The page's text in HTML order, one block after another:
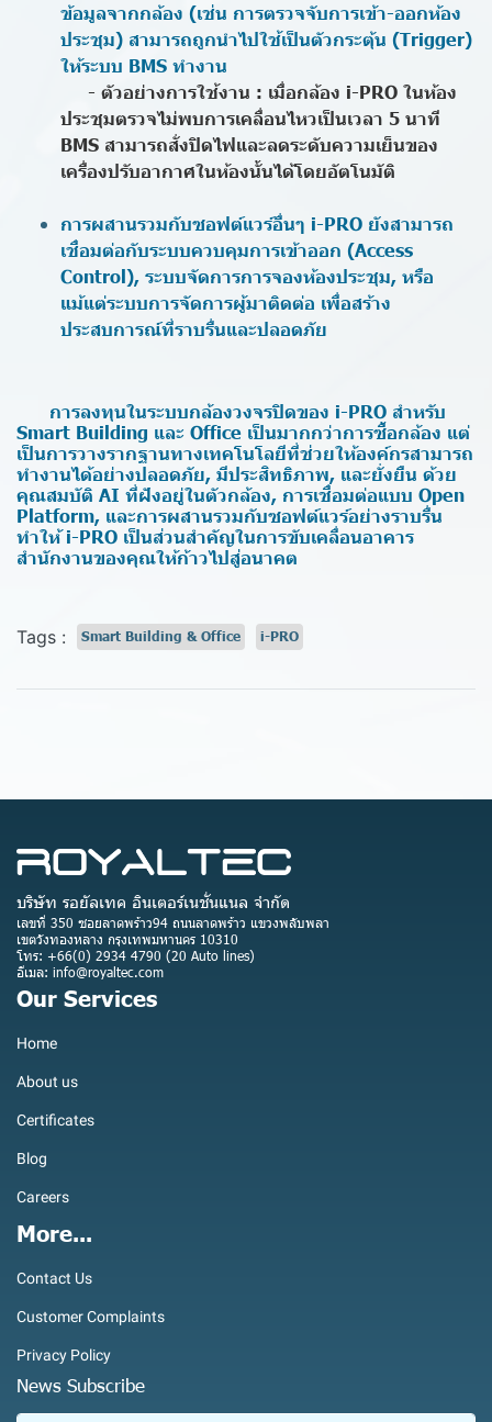
ข้อมูลจากกล้อง (เช่น การตรวจจับการเข้า-ออกห้อง
ประชุม) สามารถถูกนำไปใช้เป็นตัวกระตุ้น (Trigger)
ให้ระบบ BMS ทำงาน
- ตัวอย่างการใช้งาน : เมื่อกล้อง i-PRO ในห้อง
ประชุมตรวจไม่พบการเคลื่อนไหวเป็นเวลา 5 นาที
BMS สามารถสั่งปิดไฟและลดระดับความเย็นของ
เครื่องปรับอากาศในห้องนั้นได้โดยอัตโนมัติ
การผสานรวมกับซอฟต์แวร์อื่นๆ i-PRO ยังสามารถ
เชื่อมต่อกับระบบควบคุมการเข้าออก (Access
Control), ระบบจัดการการจองห้องประชุม, หรือ
แม้แต่ระบบการจัดการผู้มาติดต่อ เพื่อสร้าง
ประสบการณ์ที่ราบรื่นและปลอดภัย
การลงทุนในระบบกล้องวงจรปิดของ i-PRO สำหรับ
Smart Building และ Office เป็นมากกว่าการซื้อกล้อง แต่
เป็นการวางรากฐานทางเทคโนโลยีที่ช่วยให้องค์กรสามารถ
ทำงานได้อย่างปลอดภัย, มีประสิทธิภาพ, และยั่งยืน ด้วย
คุณสมบัติ AI ที่ฝังอยู่ในตัวกล้อง, การเชื่อมต่อแบบ Open
Platform, และการผสานรวมกับซอฟต์แวร์อย่างราบรื่น
ทำให้ i-PRO เป็นส่วนสำคัญในการขับเคลื่อนอาคาร
สำนักงานของคุณให้ก้าวไปสู่อนาคต
Tags : Smart Building & Office i-PRO
บริษัท รอยัลเทค อินเตอร์เนชั่นแนล จำกัด
เลขที่ 350 ซอยลาดพร้าว94 ถนนลาดพร้าว แขวงพลับพลา
เขตวังทองหลาง กรุงเทพมหานคร 10310
โทร: +66(0) 2934 4790 (20 Auto lines)
อีเมล: info@royaltec.com
Our Services
Home
About us
Certificates
Blog
Careers
More...
Contact Us
Customer Complaints
Privacy Policy
News Subscribe